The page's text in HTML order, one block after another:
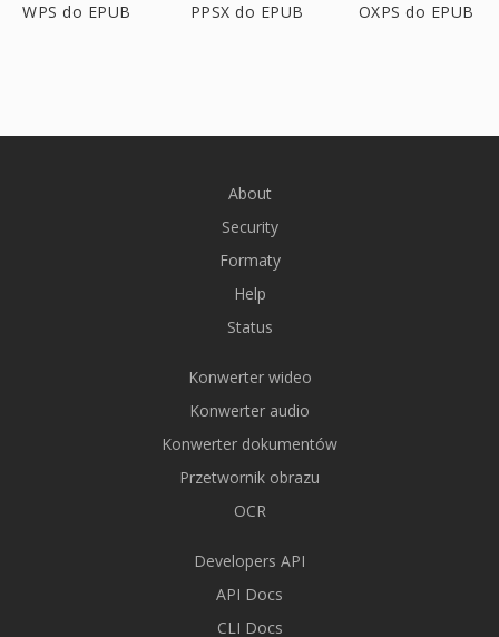
WPS do EPUB PPSX do EPUB OXPS do EPUB
About
Security
Formaty
Help
Status
Konwerter wideo
Konwerter audio
Konwerter dokumentów
Przetwornik obrazu
OCR
Developers API
API Docs
CLI Docs